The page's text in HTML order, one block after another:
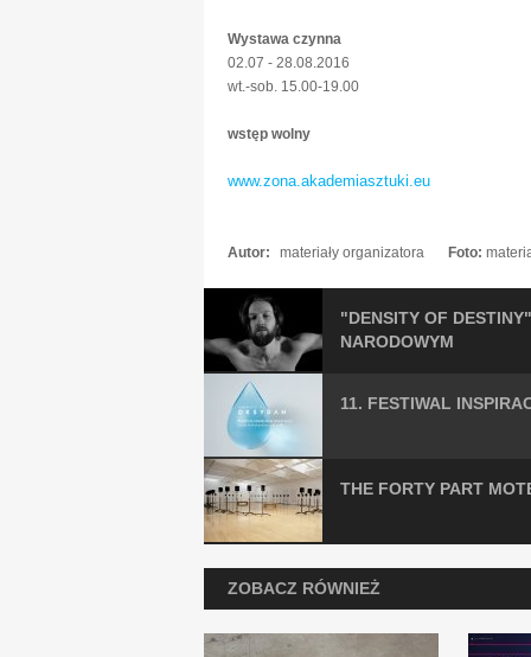
Wystawa czynna
02.07 - 28.08.2016
wt.-sob. 15.00-19.00
wstęp wolny
www.zona.akademiasztuki.eu
Autor: materiały organizatora Foto:
"DENSITY OF
NARODOWYM
11. FESTIWAL
THE FORTY PART
ZOBACZ RÓWNIEŻ